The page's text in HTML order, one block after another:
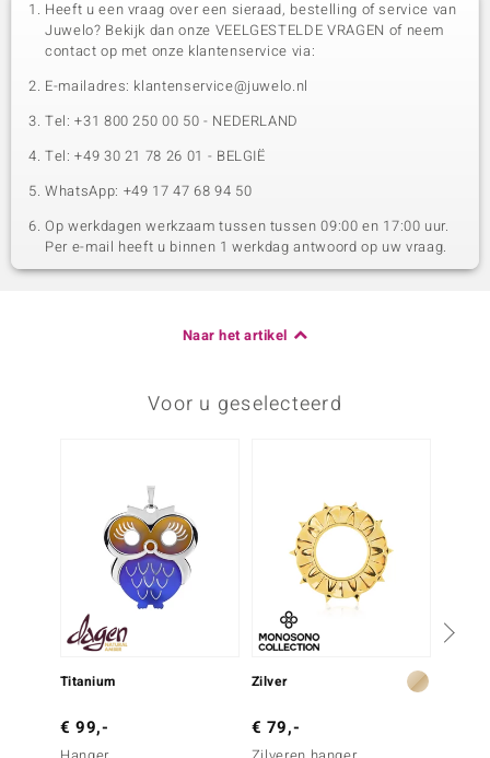
Heeft u een vraag over een sieraad, bestelling of service van
Juwelo? Bekijk dan onze VEELGESTELDE VRAGEN of neem
contact op met onze klantenservice via:
E-mailadres: klantenservice@juwelo.nl
Tel: +31 800 250 00 50 - NEDERLAND
Tel: +49 30 21 78 26 01 - BELGIË
WhatsApp: +49 17 47 68 94 50
Op werkdagen werkzaam tussen tussen 09:00 en 17:00 uur.
Per e-mail heeft u binnen 1 werkdag antwoord op uw vraag.
Naar het artikel
Voor u geselecteerd
Titanium
€ 99,-
Zilver
€ 79,-